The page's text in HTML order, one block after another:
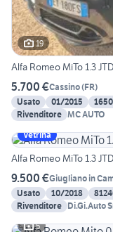
19
Alfa Romeo MiTo 1.3
5.700 €Cassino(FR)
Usato
01/2015
Rivenditore MC AUTO
Vetrina
Alfa Romeo MiTo 1.3
9.500 €Giugliano in
Usato
10/2018
Rivenditore Di.Gi.Auto
5